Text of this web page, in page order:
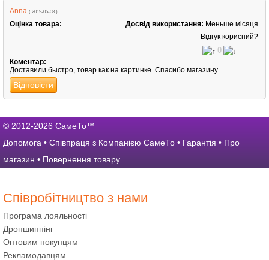
Anna ( 2019-05-08 )
Оцінка товара: Досвід використання: Меньше місяця
Відгук корисний?
0
Коментар:
Доставили быстро, товар как на картинке. Спасибо магазину
Відповісти
© 2012-2026 СамеТо™
Допомога • Співпраця з Компанією СамеТо • Гарантія • Про
магазин • Повернення товару
Співробітництво з нами
Програма лояльності
Дропшиппінг
Оптовим покупцям
Рекламодавцям